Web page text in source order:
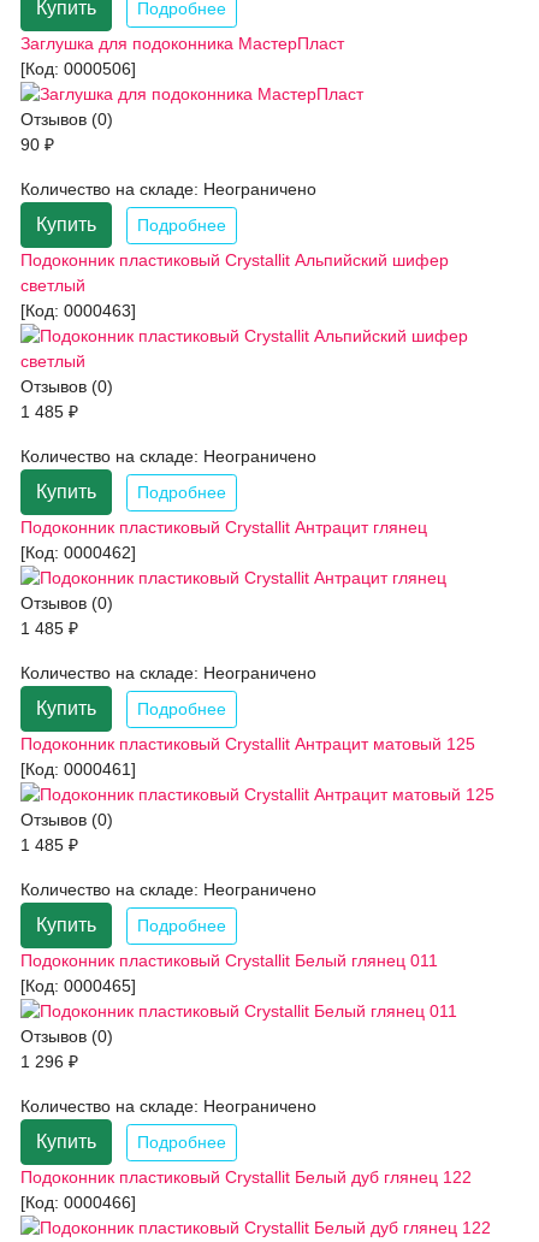
Купить
Подробнее
Заглушка для подоконника МастерПласт
[Код: 0000506]
Отзывов (0)
90 ₽
Количество на складе: Неограничено
Купить
Подробнее
Подоконник пластиковый Crystallit Альпийский шифер
светлый
[Код: 0000463]
Отзывов (0)
1 485 ₽
Количество на складе: Неограничено
Купить
Подробнее
Подоконник пластиковый Crystallit Антрацит глянец
[Код: 0000462]
Отзывов (0)
1 485 ₽
Количество на складе: Неограничено
Купить
Подробнее
Подоконник пластиковый Crystallit Антрацит матовый 125
[Код: 0000461]
Отзывов (0)
1 485 ₽
Количество на складе: Неограничено
Купить
Подробнее
Подоконник пластиковый Crystallit Белый глянец 011
[Код: 0000465]
Отзывов (0)
1 296 ₽
Количество на складе: Неограничено
Купить
Подробнее
Подоконник пластиковый Crystallit Белый дуб глянец 122
[Код: 0000466]